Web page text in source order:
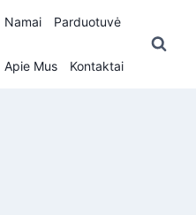
Namai Parduotuvė
Apie Mus Kontaktai